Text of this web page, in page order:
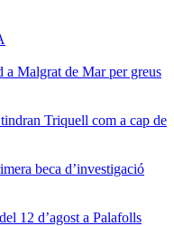
a Malgrat de Mar per greus
Triquell com a cap de
beca d’investigació
12 d’agost a Palafolls